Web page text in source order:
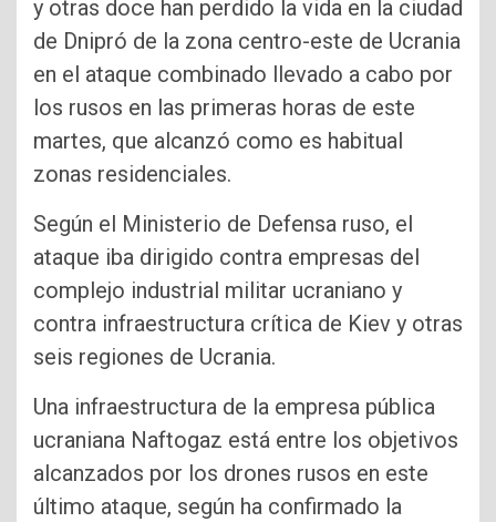
y otras doce han perdido la vida en la ciudad
de Dnipró de la zona centro-este de Ucrania
en el ataque combinado llevado a cabo por
los rusos en las primeras horas de este
martes, que alcanzó como es habitual
zonas residenciales.
Según el Ministerio de Defensa ruso, el
ataque iba dirigido contra empresas del
complejo industrial militar ucraniano y
contra infraestructura crítica de Kiev y otras
seis regiones de Ucrania.
Una infraestructura de la empresa pública
ucraniana Naftogaz está entre los objetivos
alcanzados por los drones rusos en este
último ataque, según ha confirmado la